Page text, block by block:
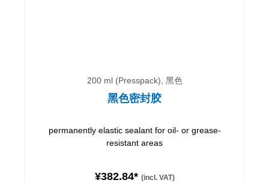
200 ml (Presspack), 黑色
黑色密封胶
permanently elastic sealant for oil- or grease-
resistant areas
¥382.84* (incl. VAT)